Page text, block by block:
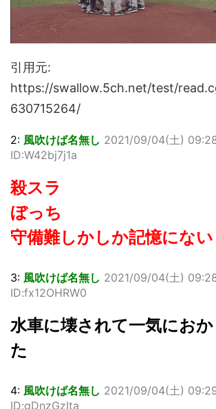
引用元:
https://swallow.5ch.net/test/
630715264/
2: 風吹けば名無し 2021/09/04(土)
ID:W42bj7j1a
殺スラ
ぼっち
守備難しかしか記憶にない
3: 風吹けば名無し 2021/09/04(土)
ID:fx12OHRW0
水車に壊されて一気にお
た
4: 風吹けば名無し 2021/09/04(土)
ID:gDnzGzIta